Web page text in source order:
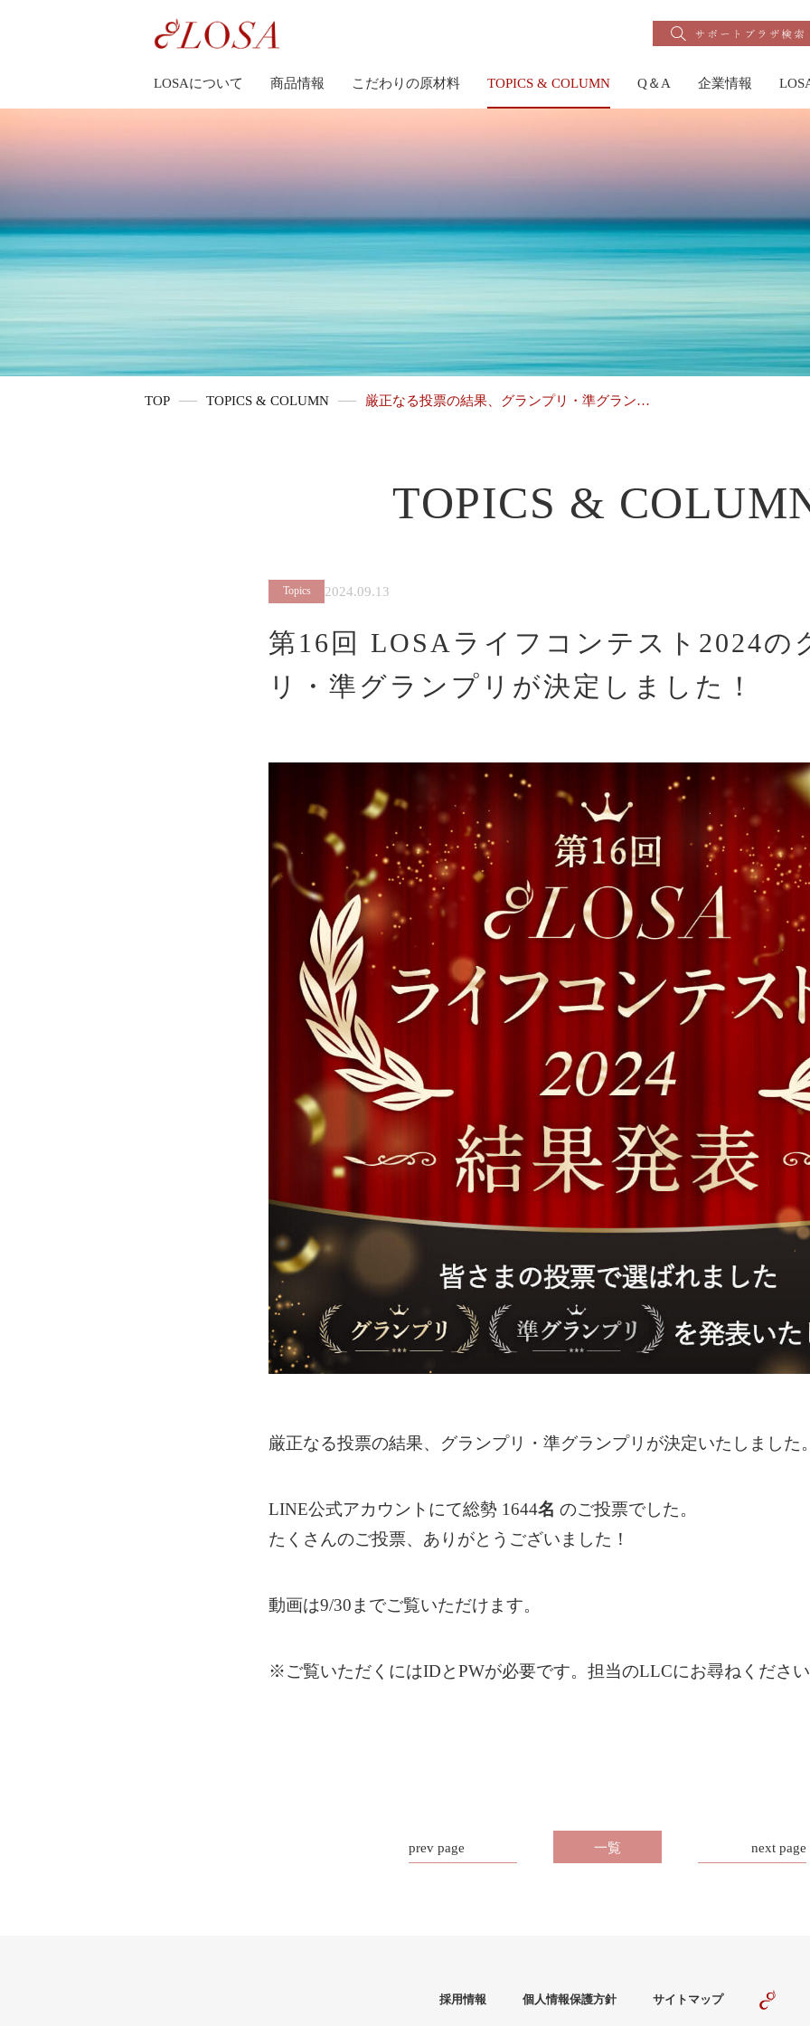
LOSAについて 商品情報 こだわりの原材料 TOPICS & COLUMN Q＆A 企業情報
TOP TOPICS & COLUMN 厳正なる投票の結果、グランプリ・準グラン…
TOPICS &
Topics 2024.09.13
第16回 LOSAライフコンテスト2024の
リ・準グランプリが決定しました！
厳正なる投票の結果、グランプリ・準グランプリが決定いたしました
LINE公式アカウントにて総勢 1644名 のご投票でした。
たくさんのご投票、ありがとうございました！
動画は9/30までご覧いただけます。
※ご覧いただくにはIDとPWが必要です。担当のLLCにお尋ねくださ
prev page 一覧 next page
採用情報 個人情報保護方針 サイトマップ